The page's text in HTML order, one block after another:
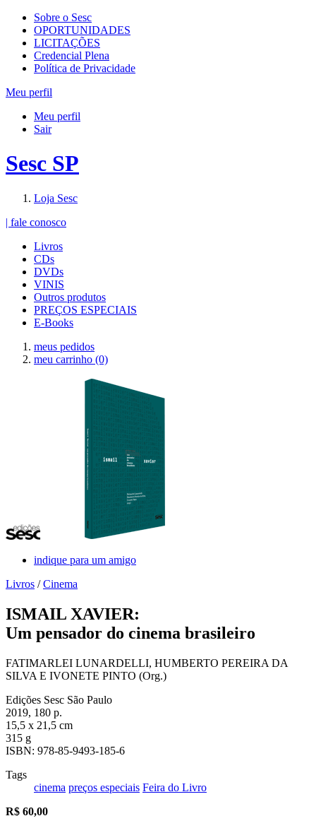
Sobre o Sesc
OPORTUNIDADES
LICITAÇÕES
Credencial Plena
Política de Privacidade
Meu perfil
Meu perfil
Sair
Sesc SP
Loja Sesc
| fale conosco
Livros
CDs
DVDs
VINIS
Outros produtos
PREÇOS ESPECIAIS
E-Books
meus pedidos
meu carrinho (0)
indique para um amigo
Livros /Cinema
ISMAIL XAVIER:
Um pensador do cinema brasileiro
FATIMARLEI LUNARDELLI, HUMBERTO PEREIRA DA
SILVA E IVONETE PINTO (Org.)
Edições Sesc São Paulo
2019, 180 p.
15,5 x 21,5 cm
315 g
ISBN: 978-85-9493-185-6
Tags
cinema preços especiais Feira do Livro
R$ 60,00